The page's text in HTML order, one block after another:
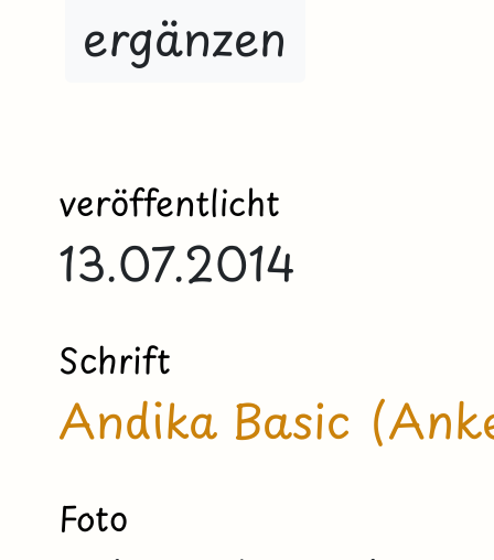
ergänzen
veröffentlicht
13.07.2014
Schrift
Andika Basic
Foto